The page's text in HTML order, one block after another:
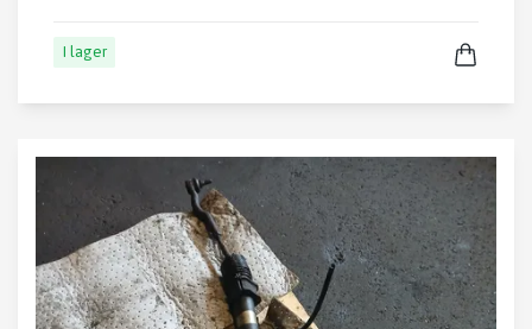
I lager